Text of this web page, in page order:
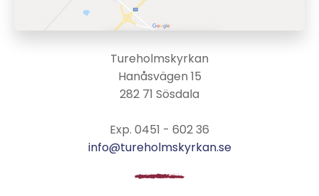
Tureholmskyrkan
Hanåsvägen 15
282 71 Sösdala
Exp. 0451 - 602 36
info@tureholmskyrkan.se